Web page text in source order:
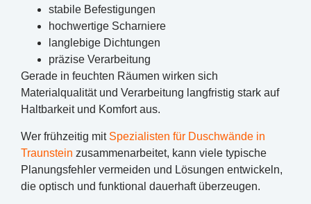
stabile Befestigungen
hochwertige Scharniere
langlebige Dichtungen
präzise Verarbeitung
Gerade in feuchten Räumen wirken sich
Materialqualität und Verarbeitung langfristig stark auf
Haltbarkeit und Komfort aus.
Wer frühzeitig mit Spezialisten für Duschwände in
Traunstein zusammenarbeitet, kann viele typische
Planungsfehler vermeiden und Lösungen entwickeln,
die optisch und funktional dauerhaft überzeugen.